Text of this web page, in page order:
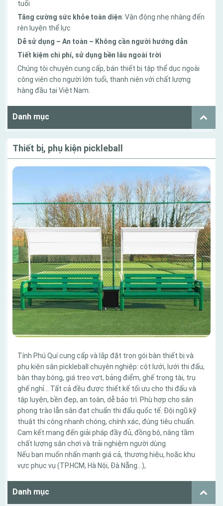
tuổi
Tăng cường sức khỏe toàn diện: Vận động nhẹ nhàng đến
rèn luyện thể lực
Dễ sử dụng – An toàn – Không cần người hướng dẫn
Tiết kiệm chi phí, sử dụng bền lâu ngoài trời
Chúng tôi chuyên cung cấp, bán thiết bị tập thể dục ngoài
công viên cho người lớn tuổi, thanh niên với chất lượng
hàng đầu tại Việt Nam.
Danh mục
Thiết bị, phụ kiện pickleball
Tính Phú Quí cung cấp và lắp đặt trọn gói bàn thiết bị và
phụ kiện sân pickleball chuyên nghiệp: cột lưới, lưới thi đấu,
bàn thay bóng, giá treo vợt, bảng điểm, ghế trọng tài, trụ
ghế nghỉ… Tất cả đều được thiết kế tối ưu cho thi đấu và
tập luyện, bền đẹp, an toàn, dễ bảo trì. Phù hợp cho sân
phong trào lẫn sân đạt chuẩn thi đấu quốc tế. Đội ngũ kỹ
thuật thi công nhanh chóng, chính xác, đúng tiêu chuẩn.
Cam kết mang đến giải pháp đầy đủ, đồng bộ, nâng tầm
chất lượng sân chơi và trải nghiệm người dùng.
Nếu bạn muốn nhấn mạnh giá cả, thương hiệu, hoặc khu
vực phục vụ (TP.HCM, Hà Nội, Đà Nẵng…),
Danh mục